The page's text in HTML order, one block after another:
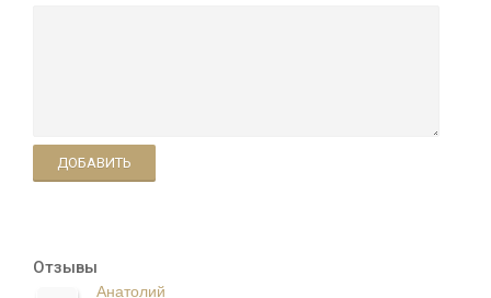
ДОБАВИТЬ
Отзывы
Анатолий